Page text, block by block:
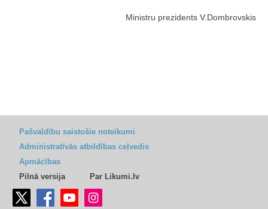
Ministru prezidents V.Dombrovskis
Pašvaldību saistošie noteikumi
Administratīvās atbildības ceļvedis
Apmācības
Pilnā versija
Par Likumi.lv